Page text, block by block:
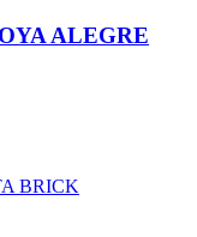
ALEGRE